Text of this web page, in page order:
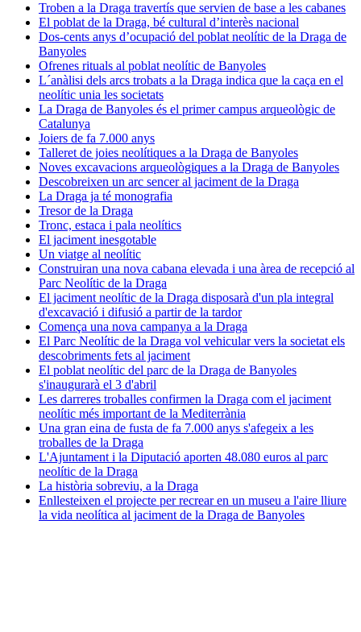
Troben a la Draga travertís que servien de base a les cabanes
El poblat de la Draga, bé cultural d’interès nacional
Dos-cents anys d’ocupació del poblat neolític de la Draga de
Banyoles
Ofrenes rituals al poblat neolític de Banyoles
L´anàlisi dels arcs trobats a la Draga indica que la caça en el
neolític unia les societats
La Draga de Banyoles és el primer campus arqueològic de
Catalunya
Joiers de fa 7.000 anys
Talleret de joies neolítiques a la Draga de Banyoles
Noves excavacions arqueològiques a la Draga de Banyoles
Descobreixen un arc sencer al jaciment de la Draga
La Draga ja té monografia
Tresor de la Draga
Tronc, estaca i pala neolítics
El jaciment inesgotable
Un viatge al neolític
Construiran una nova cabana elevada i una àrea de recepció al
Parc Neolític de la Draga
El jaciment neolític de la Draga disposarà d'un pla integral
d'excavació i difusió a partir de la tardor
Comença una nova campanya a la Draga
El Parc Neolític de la Draga vol vehicular vers la societat els
descobriments fets al jaciment
El poblat neolític del parc de la Draga de Banyoles
s'inaugurarà el 3 d'abril
Les darreres troballes confirmen la Draga com el jaciment
neolític més important de la Mediterrània
Una gran eina de fusta de fa 7.000 anys s'afegeix a les
troballes de la Draga
L'Ajuntament i la Diputació aporten 48.080 euros al parc
neolític de la Draga
La història sobreviu, a la Draga
Enllesteixen el projecte per recrear en un museu a l'aire lliure
la vida neolítica al jaciment de la Draga de Banyoles